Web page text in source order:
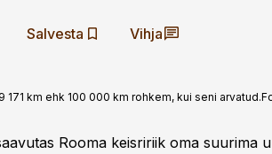
Salvesta Vihja
km ehk 100 000 km rohkem, kui seni arvatud.
Rooma keisririik oma suurima